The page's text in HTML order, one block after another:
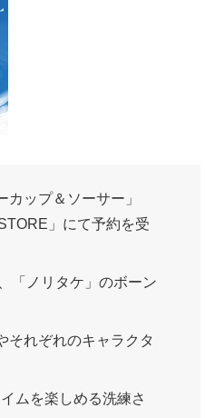
ップ＆ソーサー」
」にて予約を受
「ノリタケ」のボーン
それぞれのキャラクタ
ムを楽しめる洗練さ